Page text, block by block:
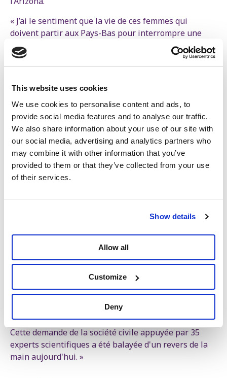
This website uses cookies
We use cookies to personalise content and ads, to
provide social media features and to analyse our traffic.
We also share information about your use of our site with
our social media, advertising and analytics partners who
may combine it with other information that you’ve
provided to them or that they’ve collected from your use
of their services.
Show details
Allow all
Customize
Deny
« J’ai le sentiment que la vie de ces femmes qui
doivent partir aux Pays-Bas pour interrompre une
grossesse non-désirée ne préoccupe absolument pas
Bart De Wever, ni les autres partis de la future
Arizona », s’indigne Sofie Merckx, qui est aussi
La vie de ces femmes qui doivent partir
aux Pays-Bas pour interrompre une
grossesse non-désirée ne préoccupe
absolument pas les partis de la future
Arizona.
Sofie Merckx
Cheffe de groupe PTB à la Chambre
« L’urgence est bien réelle, insiste notre cheffe de
groupe. Trop de femmes doivent encore partir à
l'étranger afin de pouvoir avorter au-delà de 12
semaines et payer des sommes astronomiques. C’est
ce que soulignaient déjà, en décembre 2021, les 1 500
professionnels de la santé qui ont signé une pétition
en faveur de l’allongement à 18 semaines. Un rapport
de 155 pages d’experts a confirmé cette nécessité.
Cette demande de la société civile appuyée par 35
experts scientifiques a été balayée d'un revers de la
main aujourd'hui. »